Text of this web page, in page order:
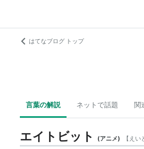
はてなブログ トップ
言葉の解説 ネットで話題 関
エイトビット (アニメ) 【 えい